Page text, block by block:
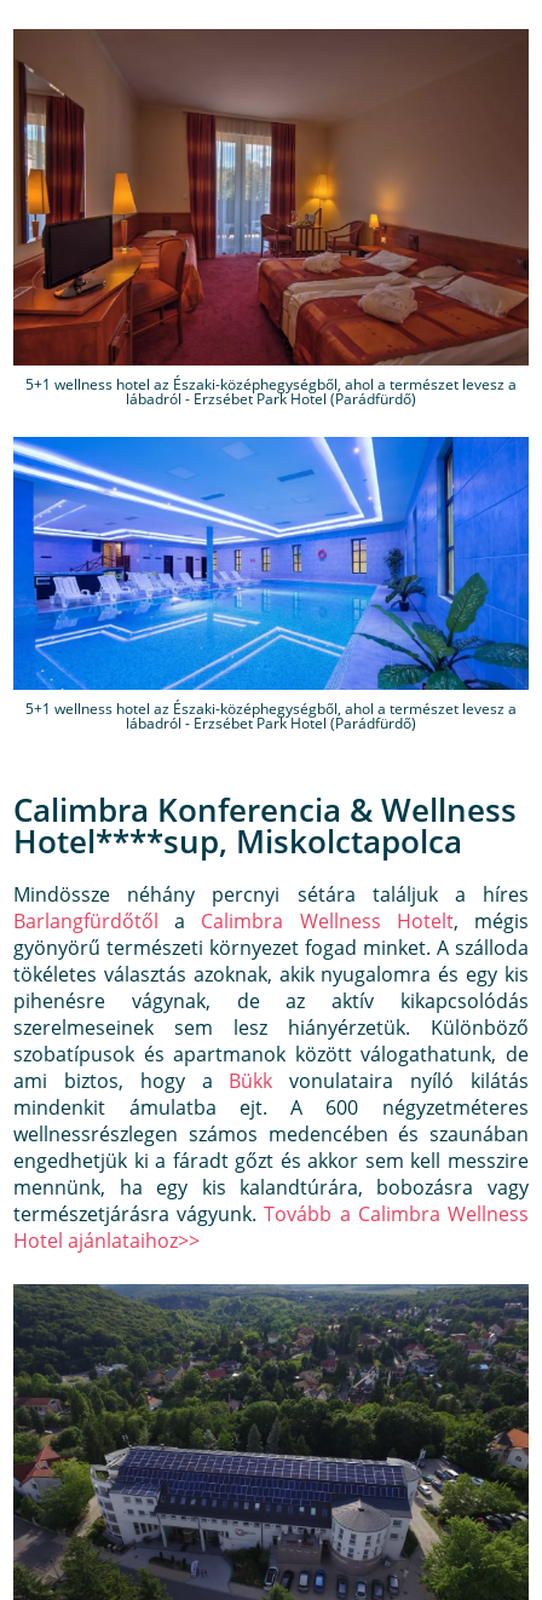
5+1 wellness hotel az Északi-középhegységből, ahol a természet levesz a
lábadról - Erzsébet Park Hotel (Parádfürdő)
5+1 wellness hotel az Északi-középhegységből, ahol a természet levesz a
lábadról - Erzsébet Park Hotel (Parádfürdő)
Calimbra Konferencia & Wellness
Hotel****sup, Miskolctapolca
Mindössze néhány percnyi sétára találjuk a híres
Barlangfürdőtől a Calimbra Wellness Hotelt, mégis
gyönyörű természeti környezet fogad minket. A szálloda
tökéletes választás azoknak, akik nyugalomra és egy kis
pihenésre vágynak, de az aktív kikapcsolódás
szerelmeseinek sem lesz hiányérzetük. Különböző
szobatípusok és apartmanok között válogathatunk, de
ami biztos, hogy a Bükk vonulataira nyíló kilátás
mindenkit ámulatba ejt. A 600 négyzetméteres
wellnessrészlegen számos medencében és szaunában
engedhetjük ki a fáradt gőzt és akkor sem kell messzire
mennünk, ha egy kis kalandtúrára, bobozásra vagy
természetjárásra vágyunk.Tovább a Calimbra Wellness
Hotel ajánlataihoz>>